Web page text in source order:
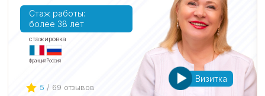
Cтаж работы:
более 38 лет
cтажировка
ФранцияРоссия
Визитка
5 / 69 отзывов